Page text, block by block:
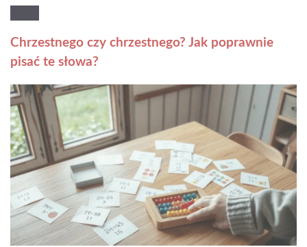
Chrzestnego czy chrzestnego? Jak poprawnie
pisać te słowa?